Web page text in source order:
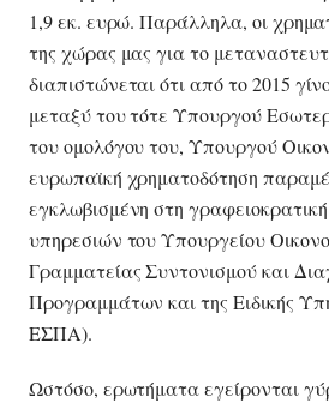
1,9 εκ. ευρώ. Παράλληλα, οι
της χώρας μας για το
διαπιστώνεται ότι από το 2015
μεταξύ του τότε Υπουργού
του ομολόγου του, Υπουργού
ευρωπαϊκή χρηματοδότηση
εγκλωβισμένη στη
υπηρεσιών του Υπουργείου
Γραμματείας Συντονισμού και
Προγραμμάτων και της Ειδικής
ΕΣΠΑ).
Ωστόσο, ερωτήματα εγείρονται